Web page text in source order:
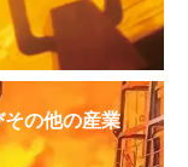
の他の産業